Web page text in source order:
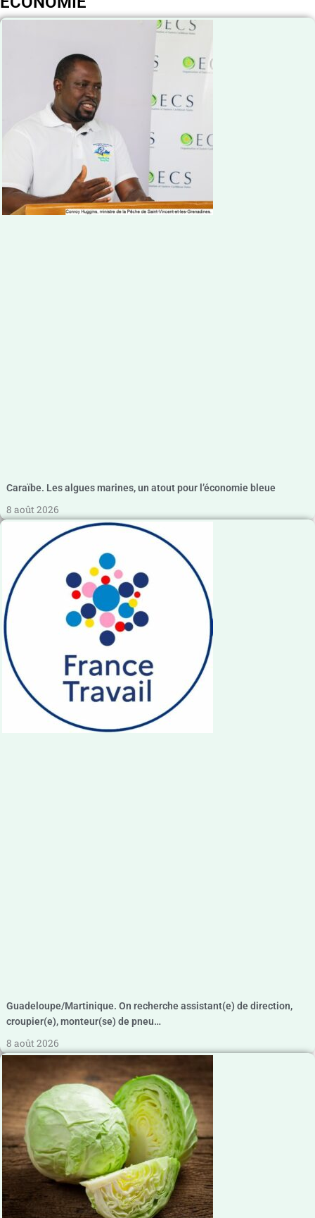
Caraïbe. Les algues marines, un atout pour l’économie bleue
8 août 2026
Guadeloupe/Martinique. On recherche assistant(e) de direction,
croupier(e), monteur(se) de pneu…
8 août 2026